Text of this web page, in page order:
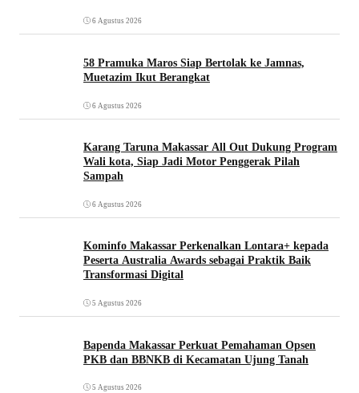
6 Agustus 2026
58 Pramuka Maros Siap Bertolak ke Jamnas,
Muetazim Ikut Berangkat
6 Agustus 2026
Karang Taruna Makassar All Out Dukung Program
Wali kota, Siap Jadi Motor Penggerak Pilah
Sampah
6 Agustus 2026
Kominfo Makassar Perkenalkan Lontara+ kepada
Peserta Australia Awards sebagai Praktik Baik
Transformasi Digital
5 Agustus 2026
Bapenda Makassar Perkuat Pemahaman Opsen
PKB dan BBNKB di Kecamatan Ujung Tanah‎
5 Agustus 2026